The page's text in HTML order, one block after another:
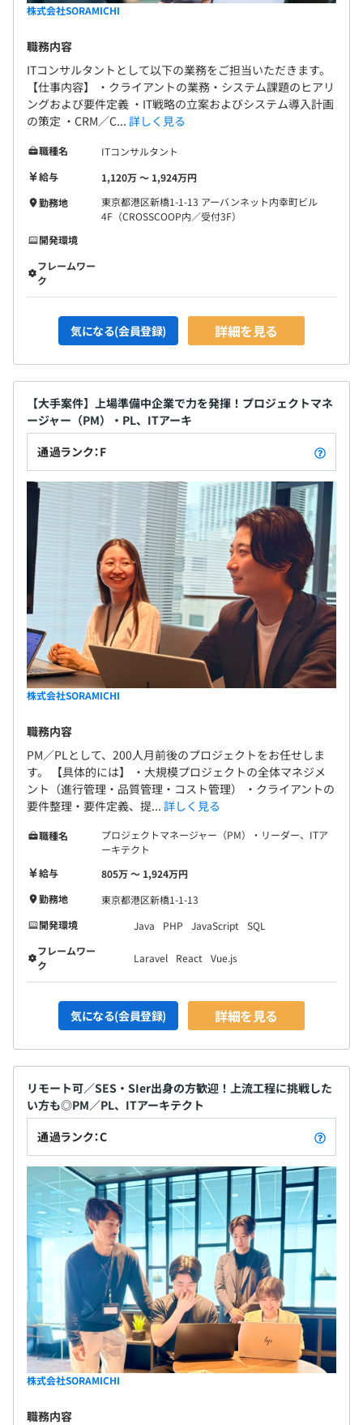
株式会社SORAMICHI
職務内容
ITコンサルタントとして以下の業務をご担当いただきます。
【仕事内容】 ・クライアントの業務・システム課題のヒアリ
ングおよび要件定義 ・IT戦略の立案およびシステム導入計画
の策定 ・CRM／C... 詳しく見る
職種名
ITコンサルタント
給与
1,120万 〜 1,924万円
勤務地
東京都港区新橋1-1-13 アーバンネット内幸町ビル
4F（CROSSCOOP内／受付3F）
開発環境
フレームワー
ク
気になる(会員登録) 詳細を見る
【大手案件】上場準備中企業で力を発揮！プロジェクトマネ
ージャー（PM）・PL、ITアーキ
通過ランク：F
株式会社SORAMICHI
職務内容
PM／PLとして、200人月前後のプロジェクトをお任せしま
す。 【具体的には】 ・大規模プロジェクトの全体マネジメ
ント（進行管理・品質管理・コスト管理） ・クライアントの
要件整理・要件定義、提... 詳しく見る
職種名
プロジェクトマネージャー（PM）・リーダー、ITア
ーキテクト
給与
805万 〜 1,924万円
勤務地
東京都港区新橋1-1-13
開発環境
Java PHP JavaScript
SQL
フレームワー
ク
Laravel React Vue.js
気になる(会員登録) 詳細を見る
リモート可／SES・SIer出身の方歓迎！上流工程に挑戦した
い方も◎PM／PL、ITアーキテクト
通過ランク：C
株式会社SORAMICHI
職務内容